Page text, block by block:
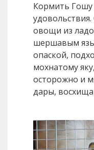
Кормить
овощи из
шершавым
опаской,
мохнатому
осторожно и
дары,